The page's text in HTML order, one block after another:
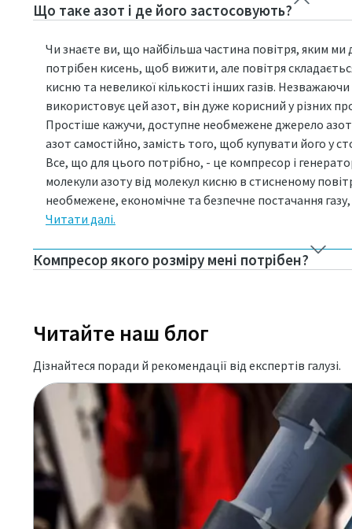
Що таке азот і де його застосовують?
Чи знаєте ви, що найбільша частина повітря, яким ми
потрібен кисень, щоб вижити, але повітря
кисню та невеликої кількості інших газів.
використовує цей азот, він дуже корисний у різних
Простіше кажучи, доступне необмежене джерело
азот самостійно, замість того, щоб купувати його у
Все, що для цього потрібно, - це компресор і
молекули азоту від молекул кисню в стисненому
необмежене, економічне та безпечне постачання
Читати далі.
Компресор якого розміру мені потрібен?
Читайте наш блог
Дізнайтеся поради й рекомендації від експертів галузі.